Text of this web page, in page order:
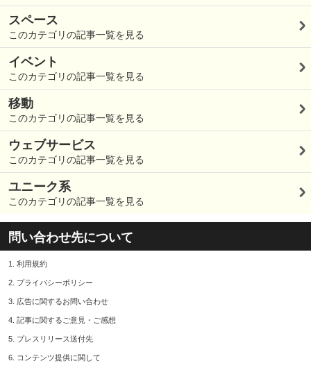
スペース
このカテゴリの記事一覧を見る
イベント
このカテゴリの記事一覧を見る
移動
このカテゴリの記事一覧を見る
ウェブサービス
このカテゴリの記事一覧を見る
ユニーク系
このカテゴリの記事一覧を見る
問い合わせ先について
1. 利用規約
2. プライバシーポリシー
3. 広告に関するお問い合わせ
4. 記事に関するご意見・ご感想
5. プレスリリース送付先
6. コンテンツ提供に関して